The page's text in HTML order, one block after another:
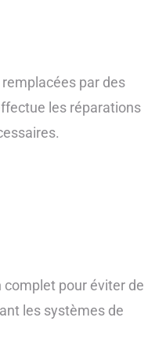
par des
les réparations
pour éviter de
les systèmes de